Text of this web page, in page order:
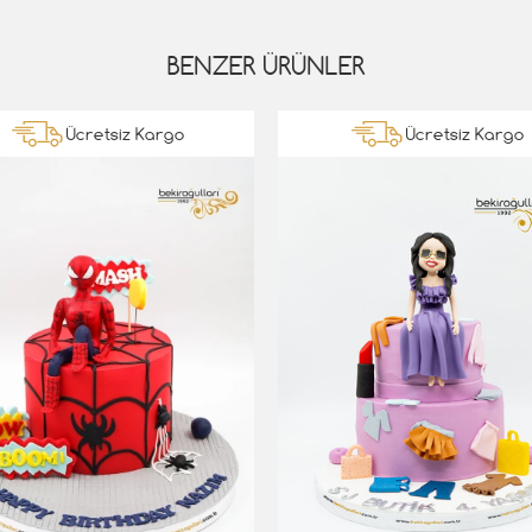
BENZER ÜRÜNLER
Ücretsiz Kargo Ücretsiz Kargo